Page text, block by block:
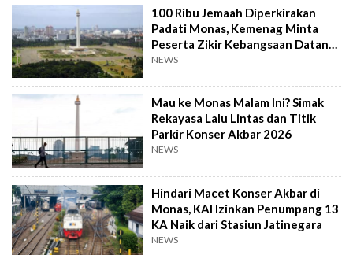
100 Ribu Jemaah Diperkirakan
Padati Monas, Kemenag Minta
Peserta Zikir Kebangsaan Datang
Lebih Awal
NEWS
Mau ke Monas Malam Ini? Simak
Rekayasa Lalu Lintas dan Titik
Parkir Konser Akbar 2026
NEWS
Hindari Macet Konser Akbar di
Monas, KAI Izinkan Penumpang 13
KA Naik dari Stasiun Jatinegara
NEWS